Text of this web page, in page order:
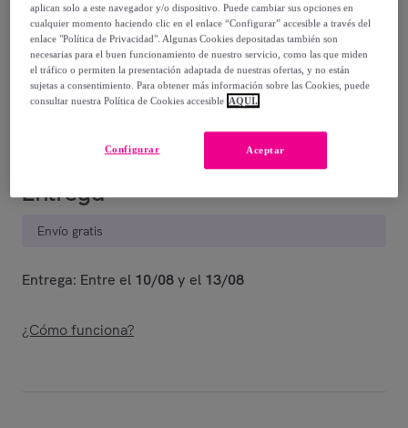
169, 90 €
-50%
Vendido porUNIVERSAL XXI. Especialistas en alfombras
desde 1983
Entrega
Envío gratis
Entrega: Entre el 10/08y el 13/08
¿Cómo funciona?
aplican solo a este navegador y/o dispositivo. Puede cambiar sus opciones en
cualquier momento haciendo clic en el enlace “Configurar” accesible a través del
enlace "Política de Privacidad". Algunas Cookies depositadas también son
necesarias para el buen funcionamiento de nuestro servicio, como las que miden
el tráfico o permiten la presentación adaptada de nuestras ofertas, y no están
sujetas a consentimiento. Para obtener más información sobre las Cookies, puede
consultar nuestra Política de Cookies accesible AQUÍ.
Aceptar
Configurar